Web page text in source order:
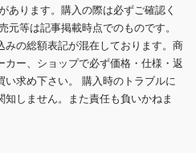
あります。購入の際は必ずご確認く
元等は記事掲載時点でのものです。
みの総額表記が混在しております。商
ー、ショップで必ず価格・仕様・返
求め下さい。 購入時のトラブルに
しません。また責任も負いかねま